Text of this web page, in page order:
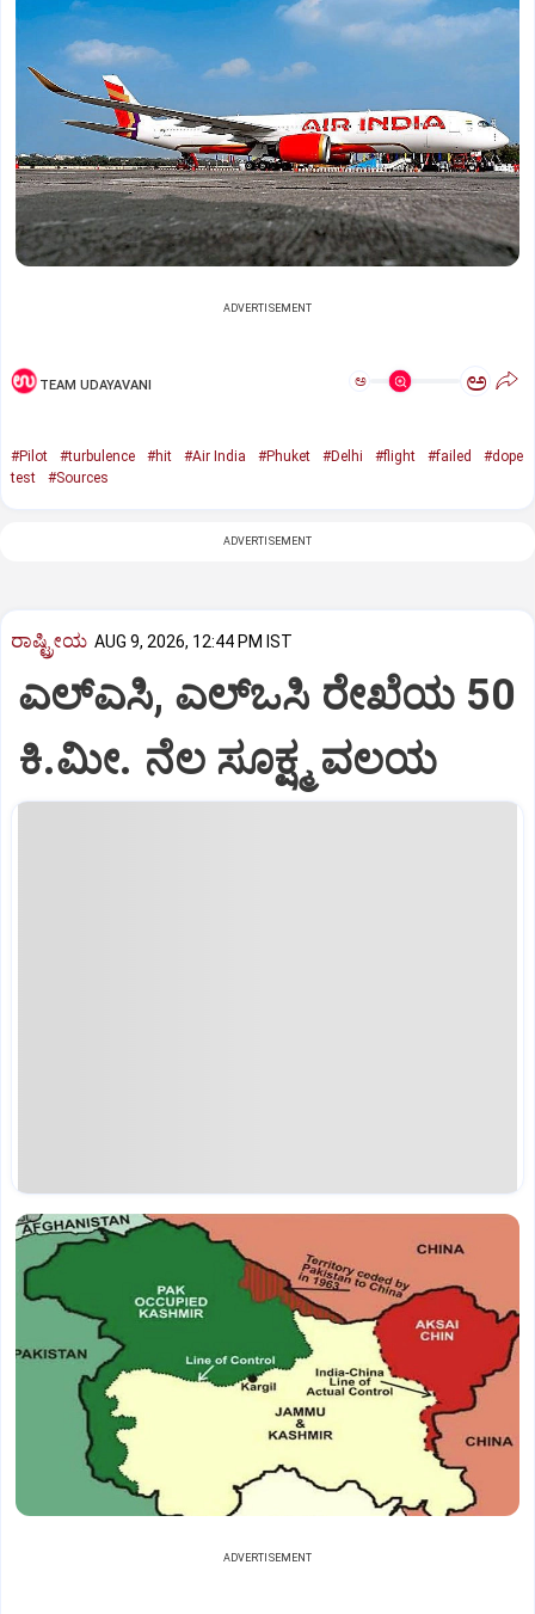
ADVERTISEMENT
TEAM UDAYAVANI ಅ ಅ
#Pilot #turbulence #hit #Air India #Phuket #Delhi #flight #failed
#dope
test
#Sources
ADVERTISEMENT
ರಾಷ್ಟ್ರೀಯ AUG 9, 2026, 12:44 PM IST
ಎಲ್‌ಎಸಿ, ಎಲ್‌ಒಸಿ ರೇಖೆಯ 50
ಕಿ.ಮೀ. ನೆಲ ಸೂಕ್ಷ್ಮ ವಲಯ
ADVERTISEMENT